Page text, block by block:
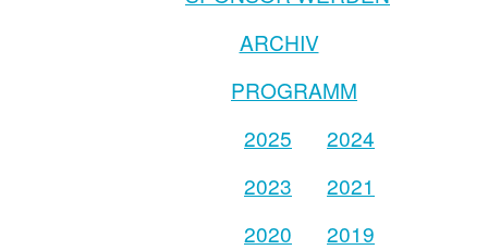
ARCHIV
PROGRAMM
2025
2024
2023
2021
2020
2019